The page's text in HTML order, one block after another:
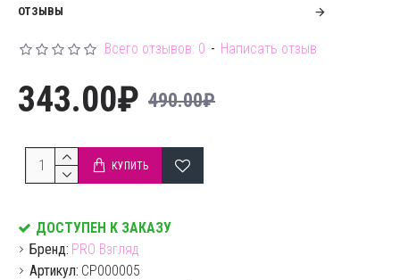
ОТЗЫВЫ
ДОСТУПЕН К ЗАКАЗУ
Бренд: PRO Взгляд
Артикул: CP000005
Всего отзывов: 0 - Написать отзыв
343.00₽ 490.00₽
КУПИТЬ